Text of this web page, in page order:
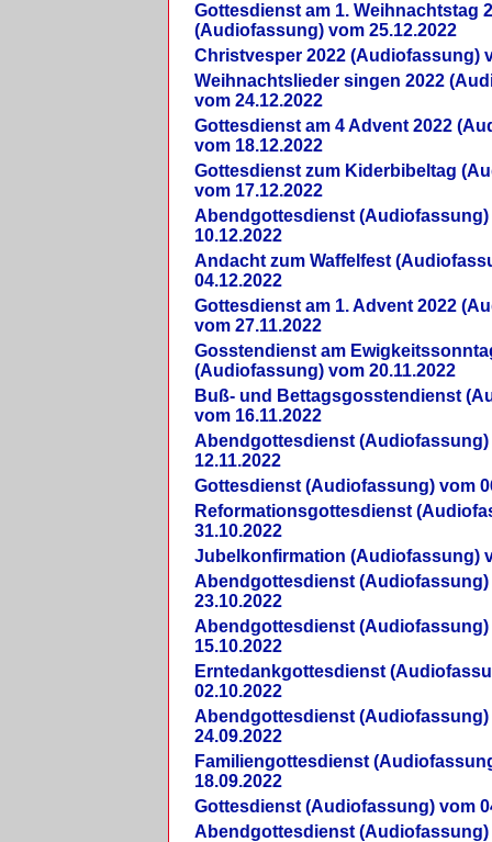
Gottesdienst am 1. Weihnachtstag
(Audiofassung) vom 25.12.2022
Christvesper 2022 (Audiofassung)
Weihnachtslieder singen 2022
vom 24.12.2022
Gottesdienst am 4 Advent 2022
vom 18.12.2022
Gottesdienst zum Kiderbibeltag
vom 17.12.2022
Abendgottesdienst (Audiofassung)
10.12.2022
Andacht zum Waffelfest
04.12.2022
Gottesdienst am 1. Advent 2022
vom 27.11.2022
Gosstendienst am
(Audiofassung) vom 20.11.2022
Buß- und Bettagsgosstendienst
vom 16.11.2022
Abendgottesdienst (Audiofassung)
12.11.2022
Gottesdienst (Audiofassung) vom
Reformationsgottesdienst
31.10.2022
Jubelkonfirmation (Audiofassung)
Abendgottesdienst (Audiofassung)
23.10.2022
Abendgottesdienst (Audiofassung)
15.10.2022
Erntedankgottesdienst
02.10.2022
Abendgottesdienst (Audiofassung)
24.09.2022
Familiengottesdienst
18.09.2022
Gottesdienst (Audiofassung) vom
Abendgottesdienst (Audiofassung)